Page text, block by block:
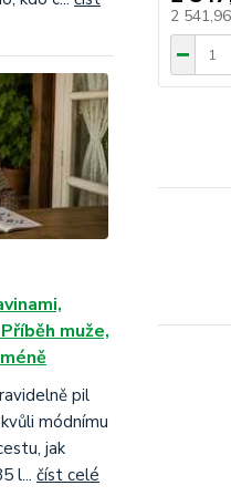
muže,
pil
módnímu
jak
l... číst celé
2